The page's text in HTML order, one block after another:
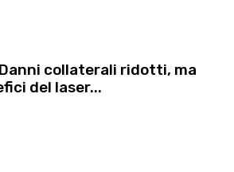
collaterali ridotti, ma
del laser...